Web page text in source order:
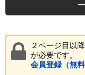
２ページ目以
が必要です。
会員登録（無料